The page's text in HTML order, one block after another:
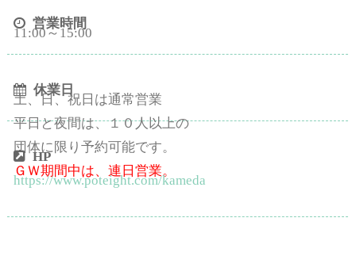
営業時間
11:00～15:00
休業日
土、日、祝日は通常営業
平日と夜間は、１０人以上の
団体に限り予約可能です。
ＧＷ期間中は、連日営業。
HP
https://www.poteight.com/kameda